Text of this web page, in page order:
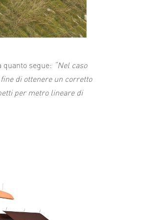
quanto segue: “Nel caso
di ottenere un corretto
per metro lineare di